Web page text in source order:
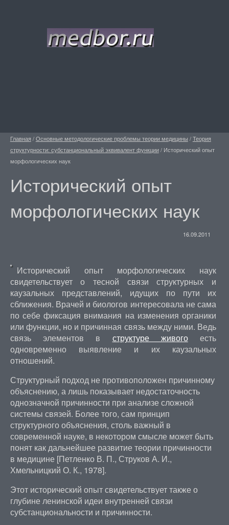
Главная /Основные методологические проблемы теории медицины /Теория
структурности: субстанциональный эквивалент функции/ Исторический опыт
морфологических наук
Исторический опыт
морфологических наук
16.09.2011
Исторический опыт морфологических наук
свидетельствует о тесной связи структурных и
каузальных представлений, идущих по пути их
сближения. Врачей и биологов интересовала не сама
по себе фиксация внимания на изменения органики
или функции, но и причинная связь между ними. Ведь
связь элементов в структуре живогоесть
одновременно выявление и их каузальных
отношений.
Структурный подход не противоположен причинному
объяснению, а лишь показывает недостаточность
однозначной причинности при анализе сложной
системы связей. Более того, сам принцип
структурного объяснения, столь важный в
современной науке, в некотором смысле может быть
понят как дальнейшее развитие теории причинности
в медицине [Петленко В. П., Струков А. И.,
Хмельницкий О. К., 1978].
Этот исторический опыт свидетельствует также о
глубине ленинской идеи внутренней связи
субстанциональности и причинности.